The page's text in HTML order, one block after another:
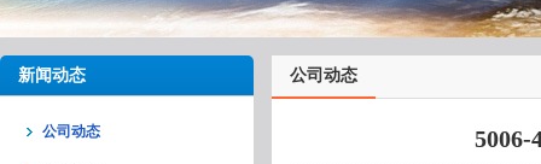
新闻动态
公司动态
公司动态
5006-